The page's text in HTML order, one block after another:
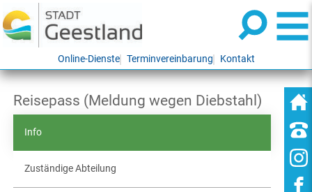
Online-Dienste Terminvereinbarung Kontakt
Reisepass (Meldung wegen Diebstahl)
Info
Zuständige Abteilung